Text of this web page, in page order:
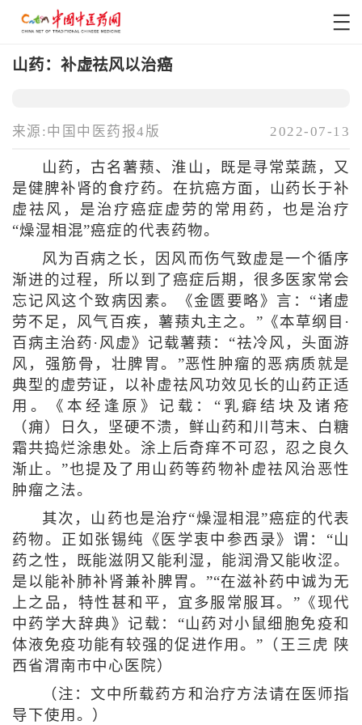
山药：补虚祛风以治癌
来源:中国中医药报4版 2022-07-13
山药，古名薯蓣、淮山，既是寻常菜蔬，又
是健脾补肾的食疗药。在抗癌方面，山药长于补
虚祛风，是治疗癌症虚劳的常用药，也是治疗
“燥湿相混”癌症的代表药物。
风为百病之长，因风而伤气致虚是一个循序
渐进的过程，所以到了癌症后期，很多医家常会
忘记风这个致病因素。《金匮要略》言：“诸虚
劳不足，风气百疾，薯蓣丸主之。”《本草纲目·
百病主治药·风虚》记载薯蓣：“祛冷风，头面游
风，强筋骨，壮脾胃。”恶性肿瘤的恶病质就是
典型的虚劳证，以补虚祛风功效见长的山药正适
用。《本经逢原》记载：“乳癖结块及诸疮
（痈）日久，坚硬不溃，鲜山药和川芎末、白糖
霜共捣烂涂患处。涂上后奇痒不可忍，忍之良久
渐止。”也提及了用山药等药物补虚祛风治恶性
肿瘤之法。
其次，山药也是治疗“燥湿相混”癌症的代表
药物。正如张锡纯《医学衷中参西录》谓：“山
药之性，既能滋阴又能利湿，能润滑又能收涩。
是以能补肺补肾兼补脾胃。”“在滋补药中诚为无
上之品，特性甚和平，宜多服常服耳。”《现代
中药学大辞典》记载：“山药对小鼠细胞免疫和
体液免疫功能有较强的促进作用。”（王三虎 陕
西省渭南市中心医院）
（注：文中所载药方和治疗方法请在医师指
导下使用。）